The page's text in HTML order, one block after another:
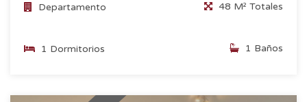
Departamento 48 M² Totales
1 Dormitorios 1 Baños